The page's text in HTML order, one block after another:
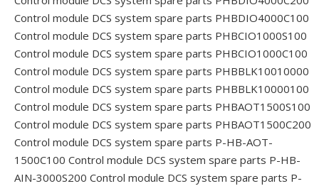
Control module DCS system spare parts PHBDIO4000C100
Control module DCS system spare parts PHBCIO1000S100
Control module DCS system spare parts PHBCIO1000C100
Control module DCS system spare parts PHBBLK10010000
Control module DCS system spare parts PHBBLK10000100
Control module DCS system spare parts PHBAOT1500S100
Control module DCS system spare parts PHBAOT1500C200
Control module DCS system spare parts P-HB-AOT-
1500C100 Control module DCS system spare parts P-HB-
AIN-3000S200 Control module DCS system spare parts P-